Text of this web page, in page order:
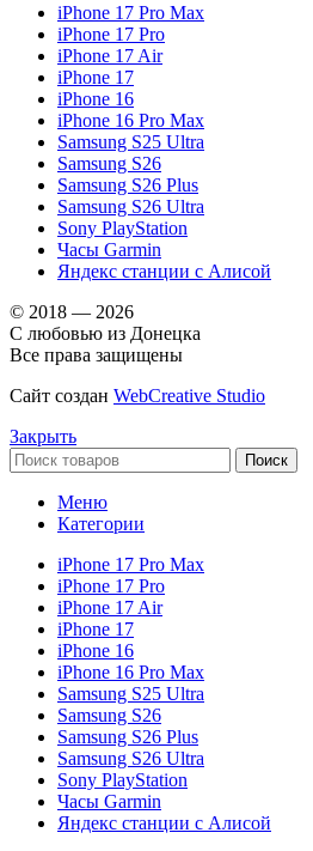
iPhone 17 Pro Max
iPhone 17 Pro
iPhone 17 Air
iPhone 17
iPhone 16
iPhone 16 Pro Max
Samsung S25 Ultra
Samsung S26
Samsung S26 Plus
Samsung S26 Ultra
Sony PlayStation
Часы Garmin
Яндекс станции с Алисой
© 2018 — 2026
С любовью из Донецка
Все права защищены
Сайт создан WebCreative Studio
Закрыть
Поиск
Меню
Категории
iPhone 17 Pro Max
iPhone 17 Pro
iPhone 17 Air
iPhone 17
iPhone 16
iPhone 16 Pro Max
Samsung S25 Ultra
Samsung S26
Samsung S26 Plus
Samsung S26 Ultra
Sony PlayStation
Часы Garmin
Яндекс станции с Алисой